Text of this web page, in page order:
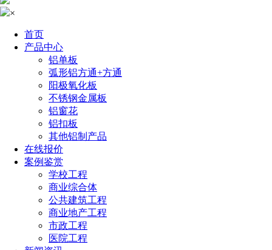
×
首页
产品中心
铝单板
弧形铝方通+方通
阳极氧化板
不锈钢金属板
铝窗花
铝扣板
其他铝制产品
在线报价
案例鉴赏
学校工程
商业综合体
公共建筑工程
商业地产工程
市政工程
医院工程